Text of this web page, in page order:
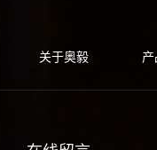
关于奥毅